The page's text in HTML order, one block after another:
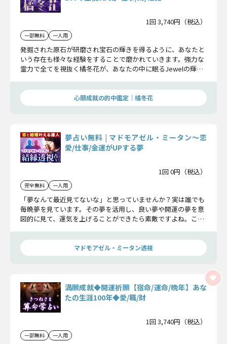
1回 3,740円（税込）
一部無料 一人用
発掘された原石が研磨され宝石の輝きを得るように、あなたと
いう存在も様々な経験をすることで磨かれていきます。強力な
霊力で全てを視抜く橘冬花が、あなたの中に眠るJewelの輝き
心願成就の的中鑑定｜橘冬花
夢占い無料 | マドモアゼル・ミータン〜恋
愛/仕事/金運がUPする夢
1回 0円（税込）
完全無料 一人用
「夢なんて最近見てないな」と思っていませんか？実は誰でも
毎晩夢を見ています。その夢を活用し、良い夢や開運の夢を意
図的に見て、運気を上げることができたら素敵ですよね。ここ
マドモアゼル・ミータン透視
満願成就◆開運祈願【宿命/運命/晩年】あな
たの生涯100年◆愛/職/財
1回 3,740円（税込）
一部無料 一人用